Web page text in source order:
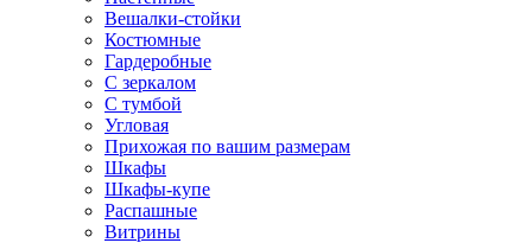
Вешалки-стойки
Костюмные
Гардеробные
С зеркалом
С тумбой
Угловая
Прихожая по вашим размерам
Шкафы
Шкафы-купе
Распашные
Витрины